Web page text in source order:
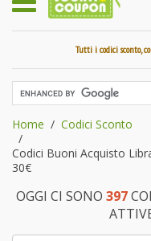
Tutti i codici sconto,
Home
Codici Sconto
Codici Buoni Acquisto
30€
OGGI CI SONO 397